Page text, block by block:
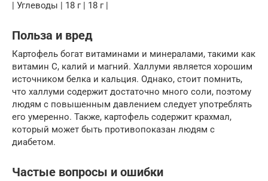
| Углеводы | 18 г | 18 г |
Польза и вред
Картофель богат витаминами и минералами, такими как
витамин C, калий и магний. Халлуми является хорошим
источником белка и кальция. Однако, стоит помнить,
что халлуми содержит достаточно много соли, поэтому
людям с повышенным давлением следует употреблять
его умеренно. Также, картофель содержит крахмал,
который может быть противопоказан людям с
диабетом.
Частые вопросы и ошибки